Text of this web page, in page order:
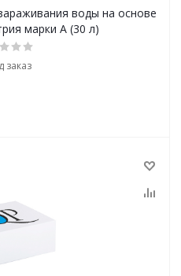
воды на основе
марки А (30 л)
заказ